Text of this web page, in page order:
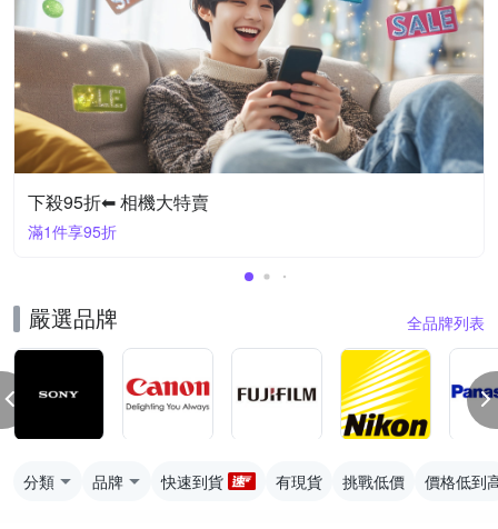
下殺95折⬅︎ 相機大特賣
滿1件享95折
嚴選品牌 全品牌列表
分類 品牌 快速到貨 有現貨 挑戰低價 價格低到